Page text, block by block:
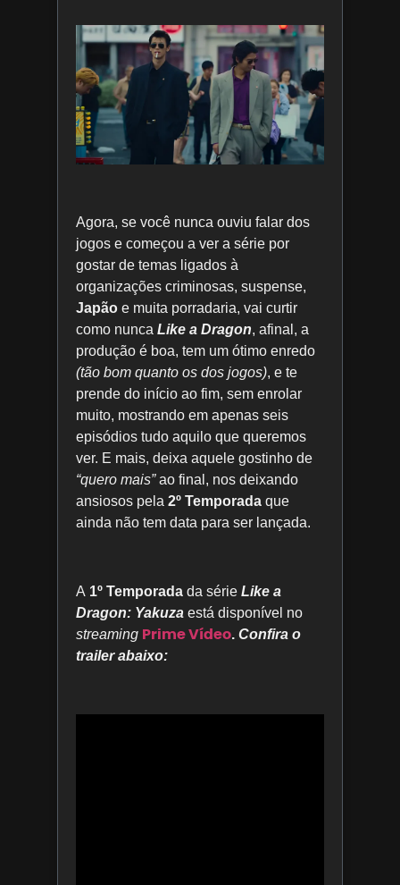
Agora, se você nunca ouviu falar dos
jogos e começou a ver a série por
gostar de temas ligados à
organizações criminosas, suspense,
Japão e muita porradaria, vai curtir
como nunca Like a Dragon, afinal, a
produção é boa, tem um ótimo enredo
(tão bom quanto os dos jogos), e te
prende do início ao fim, sem enrolar
muito, mostrando em apenas seis
episódios tudo aquilo que queremos
ver. E mais, deixa aquele gostinho de
“quero mais”ao final, nos deixando
ansiosos pela 2º Temporada que
ainda não tem data para ser lançada.
A 1º Temporada da série Like a
Dragon: Yakuza está disponível no
streaming Prime Vídeo. Confira o
trailer abaixo: